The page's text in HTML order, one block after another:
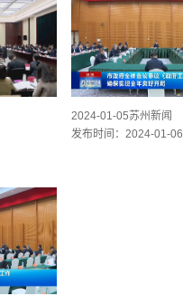
2024-01-05苏州新闻
发布时间：2024-01-06